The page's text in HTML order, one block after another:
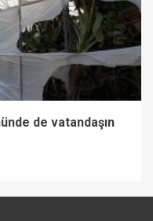
de vatandaşın